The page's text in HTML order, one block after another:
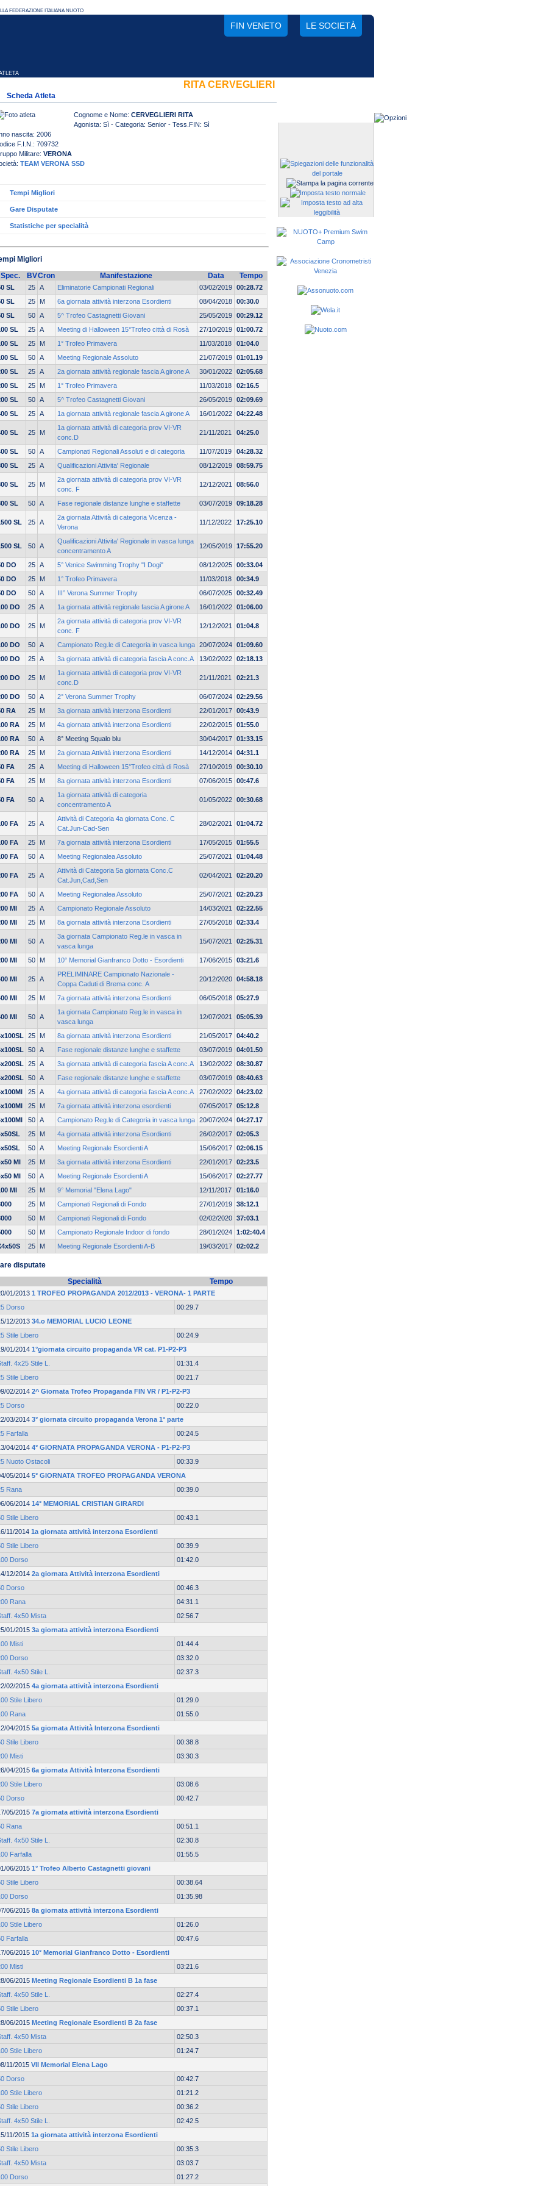
FIN VENETO LE SOCIETÀ
RITA CERVEGLIERI
Scheda Atleta
Cognome e Nome: CERVEGLIERI RITA
Agonista: Sì - Categoria: Senior - Tess.FIN: Sì
nascita: 2006
F.I.N.: 709732
Militare: VERONA
TEAM VERONA SSD
Tempi Migliori
Gare Disputate
Statistiche per specialità
Migliori
Spec.
BVCron Manifestazione Data Tempo
SL 25 A Eliminatorie Campionati Regionali 03/02/2019 00:28.72
SL
25 M 6a giornata attività interzona Esordienti 08/04/2018 00:30.0
SL
50 A 5^ Trofeo Castagnetti Giovani 25/05/2019 00:29.12
SL
25 A Meeting di Halloween 15°Trofeo città di Rosà 27/10/2019 01:00.72
SL
25 M 1° Trofeo Primavera 11/03/2018
01:04.0
SL
50 A Meeting Regionale Assoluto 21/07/2019 01:01.19
SL
25 A 2a giornata attività regionale fascia A girone A 30/01/2022 02:05.68
SL
25 M 1° Trofeo Primavera 11/03/2018
02:16.5
SL
50 A 5^ Trofeo Castagnetti Giovani 26/05/2019 02:09.69
SL
25 A 1a giornata attività regionale fascia A girone A 16/01/2022 04:22.48
SL 25 M
1a giornata attività di categoria prov VI-VR
conc.D
21/11/2021 04:25.0
SL 50 A Campionati Regionali Assoluti e di categoria 11/07/2019
04:28.32
SL
25 A Qualificazioni Attivita' Regionale 08/12/2019 08:59.75
SL 25 M
2a giornata attività di categoria prov VI-VR
conc. F
12/12/2021 08:56.0
SL 50 A Fase regionale distanze lunghe e staffette 03/07/2019 09:18.28
SL 25 A
2a giornata Attività di categoria Vicenza -
Verona
11/12/2022 17:25.10
SL 50 A
Qualificazioni Attivita' Regionale in vasca lunga
concentramento A
12/05/2019 17:55.20
DO 25 A 5° Venice Swimming Trophy "I Dogi" 08/12/2025 00:33.04
DO
25 M 1° Trofeo Primavera 11/03/2018
00:34.9
DO
50 A III° Verona Summer Trophy 06/07/2025 00:32.49
DO
25 A 1a giornata attività regionale fascia A girone A 16/01/2022 01:06.00
DO 25 M
2a giornata attività di categoria prov VI-VR
conc. F
12/12/2021 01:04.8
DO 50 A Campionato Reg.le di Categoria in vasca lunga 20/07/2024 01:09.60
DO
25 A 3a giornata attività di categoria fascia A conc.A 13/02/2022 02:18.13
DO 25 M
1a giornata attività di categoria prov VI-VR
conc.D
21/11/2021 02:21.3
DO 50 A 2° Verona Summer Trophy 06/07/2024 02:29.56
RA
25 M 3a giornata attività interzona Esordienti 22/01/2017 00:43.9
RA
25 M 4a giornata attività interzona Esordienti 22/02/2015 01:55.0
RA
50 A 8° Meeting Squalo blu 30/04/2017 01:33.15
RA
25 M 2a giornata Attività interzona Esordienti 14/12/2014 04:31.1
FA
25 A Meeting di Halloween 15°Trofeo città di Rosà 27/10/2019 00:30.10
FA
25 M 8a giornata attività interzona Esordienti 07/06/2015 00:47.6
FA 50 A
1a giornata attività di categoria
concentramento A
01/05/2022 00:30.68
FA 25 A
Attività di Categoria 4a giornata Conc. C
Cat.Jun-Cad-Sen
28/02/2021 01:04.72
FA 25 M 7a giornata attività interzona Esordienti 17/05/2015 01:55.5
FA
50 A Meeting Regionalea Assoluto 25/07/2021 01:04.48
FA 25 A
Attività di Categoria 5a giornata Conc.C
Cat.Jun,Cad,Sen
02/04/2021 02:20.20
FA 50 A Meeting Regionalea Assoluto 25/07/2021
02:20.23
MI
25 A Campionato Regionale Assoluto 14/03/2021
02:22.55
MI
25 M 8a giornata attività interzona Esordienti 27/05/2018 02:33.4
MI 50 A
3a giornata Campionato Reg.le in vasca in
vasca lunga
15/07/2021 02:25.31
MI 50 M 10° Memorial Gianfranco Dotto - Esordienti 17/06/2015 03:21.6
MI 25 A
PRELIMINARE Campionato Nazionale -
Coppa Caduti di Brema conc. A
20/12/2020 04:58.18
MI 25 M 7a giornata attività interzona Esordienti 06/05/2018 05:27.9
MI 50 A
1a giornata Campionato Reg.le in vasca in
vasca lunga
12/07/2021 05:05.39
25 M 8a giornata attività interzona Esordienti 21/05/2017 04:40.2
50 A Fase regionale distanze lunghe e staffette 03/07/2019 04:01.50
25 A 3a giornata attività di categoria fascia A conc.A 13/02/2022 08:30.87
50 A Fase regionale distanze lunghe e staffette 03/07/2019 08:40.63
25 A 4a giornata attività di categoria fascia A conc.A 27/02/2022 04:23.02
25 M 7a giornata attività interzona esordienti 07/05/2017 05:12.8
50 A Campionato Reg.le di Categoria in vasca lunga 20/07/2024 04:27.17
25 M 4a giornata attività interzona Esordienti 26/02/2017 02:05.3
50 A Meeting Regionale Esordienti A 15/06/2017 02:06.15
MI
25 M 3a giornata attività interzona Esordienti 22/01/2017 02:23.5
MI
50 A Meeting Regionale Esordienti A 15/06/2017 02:27.77
MI
25 M 9° Memorial "Elena Lago" 12/11/2017
01:16.0
25 M Campionati Regionali di Fondo 27/01/2019 38:12.1
50 M Campionati Regionali di Fondo 02/02/2020 37:03.1
50 M Campionato Regionale Indoor di fondo 28/01/2024 1:02:40.4
25 M Meeting Regionale Esordienti A-B 19/03/2017 02:02.2
disputate
Specialità
Tempo
01/2013 1 TROFEO PROPAGANDA 2012/2013 - VERONA- 1 PARTE
Dorso
00:29.7
12/2013 34.o MEMORIAL LUCIO LEONE
Stile Libero
00:24.9
01/2014 1°giornata circuito propaganda VR cat. P1-P2-P3
4x25 Stile L.
01:31.4
Stile Libero
00:21.7
02/2014 2^ Giornata Trofeo Propaganda FIN VR / P1-P2-P3
Dorso
00:22.0
03/2014 3° giornata circuito propaganda Verona 1° parte
Farfalla
00:24.5
04/2014 4° GIORNATA PROPAGANDA VERONA - P1-P2-P3
Nuoto Ostacoli
00:33.9
05/2014 5° GIORNATA TROFEO PROPAGANDA VERONA
Rana
00:39.0
06/2014 14° MEMORIAL CRISTIAN GIRARDI
Stile Libero
00:43.1
11/2014 1a giornata attività interzona Esordienti
Stile Libero
00:39.9
Dorso
01:42.0
12/2014 2a giornata Attività interzona Esordienti
Dorso
00:46.3
Rana
04:31.1
4x50 Mista
02:56.7
01/2015 3a giornata attività interzona Esordienti
Misti
01:44.4
Dorso
03:32.0
4x50 Stile L.
02:37.3
02/2015 4a giornata attività interzona Esordienti
Stile Libero
01:29.0
Rana
01:55.0
04/2015 5a giornata Attività Interzona Esordienti
Stile Libero
00:38.8
Misti
03:30.3
04/2015 6a giornata Attività Interzona Esordienti
Stile Libero
03:08.6
Dorso
00:42.7
05/2015 7a giornata attività interzona Esordienti
Rana
00:51.1
4x50 Stile L.
02:30.8
Farfalla
01:55.5
06/2015 1° Trofeo Alberto Castagnetti giovani
Stile Libero
00:38.64
Dorso
01:35.98
06/2015 8a giornata attività interzona Esordienti
Stile Libero
01:26.0
Farfalla
00:47.6
06/2015 10° Memorial Gianfranco Dotto - Esordienti
Misti
03:21.6
06/2015 Meeting Regionale Esordienti B 1a fase
4x50 Stile L.
02:27.4
Stile Libero
00:37.1
06/2015 Meeting Regionale Esordienti B 2a fase
4x50 Mista
02:50.3
Stile Libero
01:24.7
11/2015 VII Memorial Elena Lago
Dorso
00:42.7
Stile Libero
01:21.2
Stile Libero
00:36.2
4x50 Stile L.
02:42.5
11/2015 1a giornata attività interzona Esordienti
Stile Libero
00:35.3
4x50 Mista
03:03.7
Dorso
01:27.2